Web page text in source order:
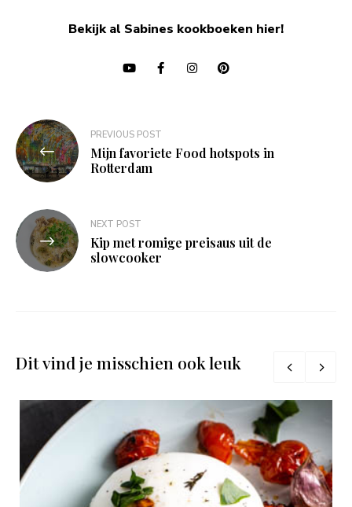
Bekijk al Sabines kookboeken hier!
Bericht
navigatie
PREVIOUS POST
Mijn favoriete Food hotspots in
Rotterdam
NEXT POST
Kip met romige preisaus uit de
slowcooker
Dit vind je misschien ook leuk